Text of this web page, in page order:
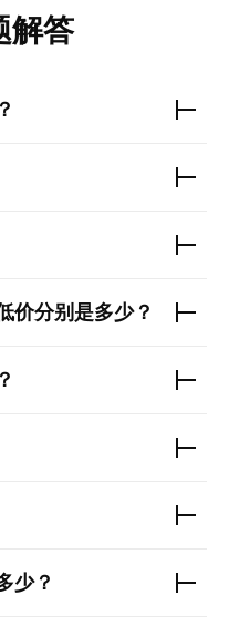
解答
价分别是多少？
少？